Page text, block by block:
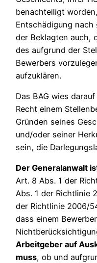
benachteiligt
Entschädigung nach
der Beklagten auch,
des aufgrund der
Bewerbers
aufzuklären.
Das BAG wies
Recht einem
Gründen seines
und/oder seiner
sein, die
Der Generalanwalt
Art. 8 Abs. 1 der
Abs. 1 der Richtlinie
der Richtlinie 2006/
dass einem
Arbeitgeber auf
muss, ob und